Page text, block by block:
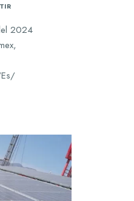
2024
Es/